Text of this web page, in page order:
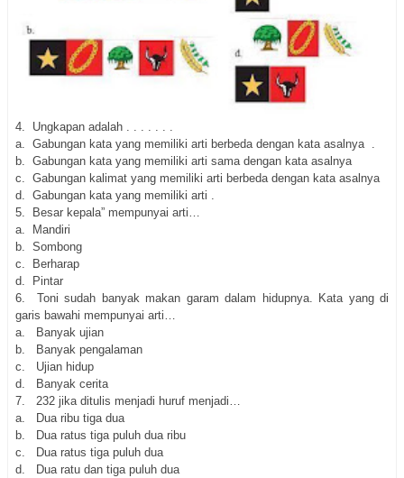
4. Ungkapan adalah . . . . . . .
a. Gabungan kata yang memiliki arti berbeda dengan kata asalnya .
b. Gabungan kata yang memiliki arti sama dengan kata asalnya
c. Gabungan kalimat yang memiliki arti berbeda dengan kata asalnya
d. Gabungan kata yang memiliki arti .
5. Besar kepala” mempunyai arti…
a. Mandiri
b. Sombong
c. Berharap
d. Pintar
6.
Toni sudah banyak makan garam dalam hidupnya. Kata yang di
garis bawahi mempunyai arti…
a. Banyak ujian
b. Banyak pengalaman
c. Ujian hidup
d. Banyak cerita
7.
232 jika ditulis menjadi huruf menjadi…
a. Dua ribu tiga dua
b. Dua ratus tiga puluh dua ribu
c. Dua ratus tiga puluh dua
d. Dua ratu dan tiga puluh dua